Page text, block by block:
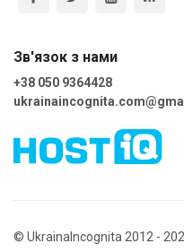
Зв'язок з нами
+38 050 9364428
© UkrainaIncognita 2012 -